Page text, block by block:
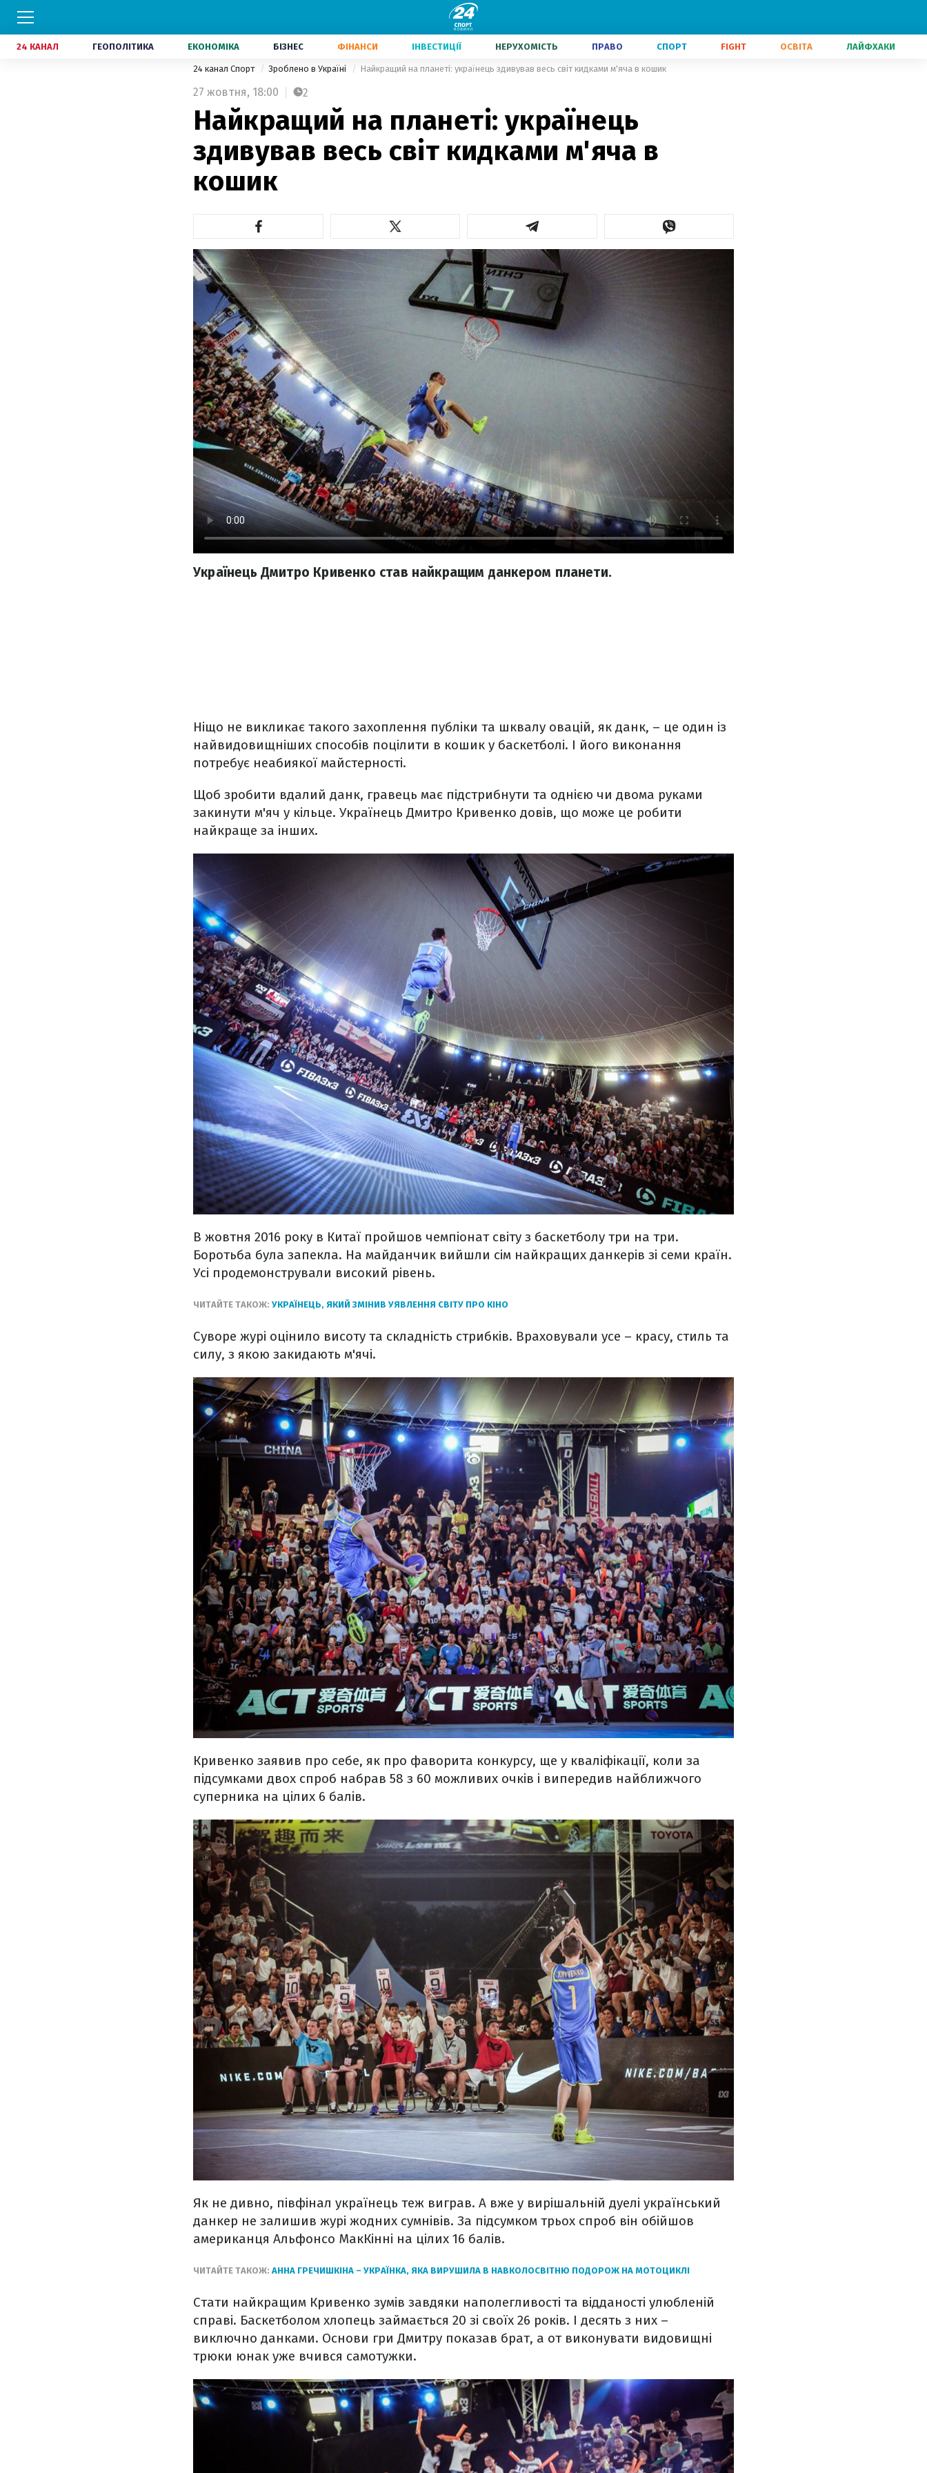
24 КАНАЛ ГЕОПОЛІТИКА ЕКОНОМІКА БІЗНЕС ФІНАНСИ ІНВЕСТИЦІЇ НЕРУХОМІСТЬ ПРАВО СПОРТ FIGHT ОСВІТА ЛАЙФХАКИ
24 канал Спорт Зроблено в Україні Найкращий на планеті: українець здивував весь світ кидками м'яча в кошик
27 жовтня, 18:00 2
Найкращий на планеті: українець
здивував весь світ кидками м'яча в
кошик
Українець Дмитро Кривенко став найкращим данкером планети.
Ніщо не викликає такого захоплення публіки та шквалу овацій, як данк, – це один із
найвидовищніших способів поцілити в кошик у баскетболі. І його виконання
потребує неабиякої майстерності.
Щоб зробити вдалий данк, гравець має підстрибнути та однією чи двома руками
закинути м'яч у кільце. Українець Дмитро Кривенко довів, що може це робити
найкраще за інших.
В жовтня 2016 року в Китаї пройшов чемпіонат світу з баскетболу три на три.
Боротьба була запекла. На майданчик вийшли сім найкращих данкерів зі семи країн.
Усі продемонстрували високий рівень.
ЧИТАЙТЕ ТАКОЖ: УКРАЇНЕЦЬ, ЯКИЙ ЗМІНИВ УЯВЛЕННЯ СВІТУ ПРО КІНО
Суворе журі оцінило висоту та складність стрибків. Враховували усе – красу, стиль та
силу, з якою закидають м'ячі.
Кривенко заявив про себе, як про фаворита конкурсу, ще у кваліфікації, коли за
підсумками двох спроб набрав 58 з 60 можливих очків і випередив найближчого
суперника на цілих 6 балів.
Як не дивно, півфінал українець теж виграв. А вже у вирішальній дуелі український
данкер не залишив журі жодних сумнівів. За підсумком трьох спроб він обійшов
американця Альфонсо МакКінні на цілих 16 балів.
ЧИТАЙТЕ ТАКОЖ: АННА ГРЕЧИШКІНА – УКРАЇНКА, ЯКА ВИРУШИЛА В НАВКОЛОСВІТНЮ ПОДОРОЖ НА МОТОЦИКЛІ
Стати найкращим Кривенко зумів завдяки наполегливості та відданості улюбленій
справі. Баскетболом хлопець займається 20 зі своїх 26 років. І десять з них –
виключно данками. Основи гри Дмитру показав брат, а от виконувати видовищні
трюки юнак уже вчився самотужки.